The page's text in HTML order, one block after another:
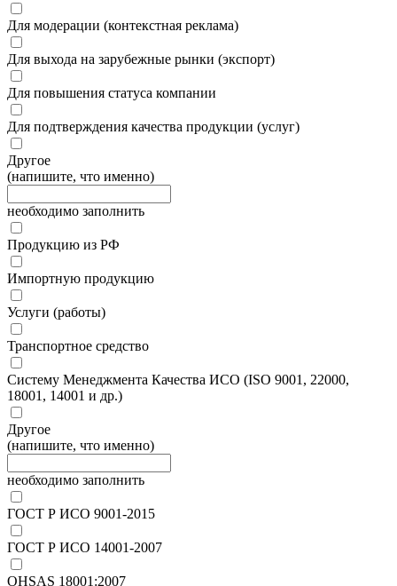
Для модерации (контекстная реклама)
Для выхода на зарубежные рынки (экспорт)
Для повышения статуса компании
Для подтверждения качества продукции (услуг)
Другое
(напишите, что именно)
необходимо заполнить
Продукцию из РФ
Импортную продукцию
Услуги (работы)
Транспортное средство
Систему Менеджмента Качества ИСО (ISO 9001, 22000,
18001, 14001 и др.)
Другое
(напишите, что именно)
необходимо заполнить
ГОСТ Р ИСО 9001-2015
ГОСТ Р ИСО 14001-2007
OHSAS 18001:2007